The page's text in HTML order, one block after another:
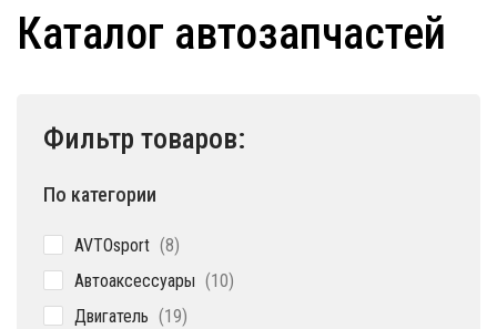
Каталог автозапчастей
Фильтр товаров:
По категории
AVTOsport 88
Автоаксессуары 1010
Двигатель 1919